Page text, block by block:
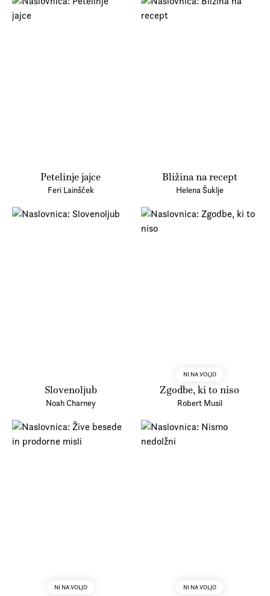
Petelinje jajce
Feri Lainšček
Bližina na recept
Helena Šuklje
Slovenoljub
Noah Charney
NI NA VOLJO
Zgodbe, ki to niso
Robert Musil
NI NA VOLJO NI NA VOLJO